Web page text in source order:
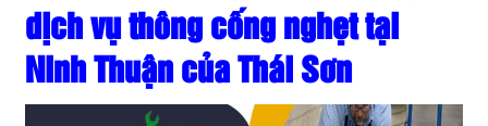
dịch vụ thông cống nghẹt tại
Ninh Thuận của Thái Sơn